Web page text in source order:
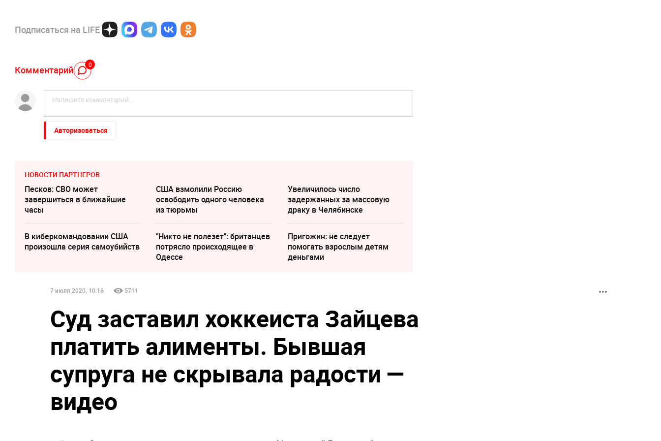
Подписаться на LIFE
Комментарий 0
Авторизоваться
НОВОСТИ ПАРТНЕРОВ
Песков: СВО может
завершиться в ближайшие
часы
США взмолили Россию
освободить одного человека
из тюрьмы
Увеличилось число
задержанных за массовую
драку в Челябинске
В киберкомандовании США
произошла серия самоубийств
"Никто не полезет": британцев
потрясло происходящее в
Одессе
Пригожин: не следует
помогать взрослым детям
деньгами
7 июля 2020, 10:16 5711
Суд заставил хоккеиста Зайцева
платить алименты. Бывшая
супруга не скрывала радости —
видео